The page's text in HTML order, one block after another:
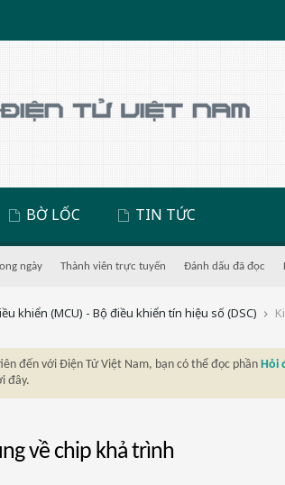
BỜ LỐC TIN TỨC
ngày Thành viên trực tuyến Đánh dấu đã đọc
khiển (MCU) - Bộ điều khiển tín hiệu số (DSC)
đến với Điện Tử Việt Nam, bạn có thể đọc phần Hỏi
đây.
về chip khả trình